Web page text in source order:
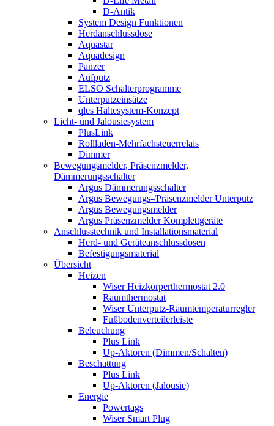
D-Antik
System Design Funktionen
Herdanschlussdose
Aquastar
Aquadesign
Panzer
Aufputz
ELSO Schalterprogramme
Unterputzeinsätze
qles Haltesystem-Konzept
Licht- und Jalousiesystem
PlusLink
Rollladen-Mehrfachsteuerrelais
Dimmer
Bewegungsmelder, Präsenzmelder,
Dämmerungsschalter
Argus Dämmerungsschalter
Argus Bewegungs-/Präsenzmelder Unterputz
Argus Bewegungsmelder
Argus Präsenzmelder Komplettgeräte
Anschlusstechnik und Installationsmaterial
Herd- und Geräteanschlussdosen
Befestigungsmaterial
Übersicht
Heizen
Wiser Heizkörperthermostat 2.0
Raumthermostat
Wiser Unterputz-Raumtemperaturregler
Fußbodenverteilerleiste
Beleuchung
Plus Link
Up-Aktoren (Dimmen/Schalten)
Beschattung
Plus Link
Up-Aktoren (Jalousie)
Energie
Powertags
Wiser Smart Plug